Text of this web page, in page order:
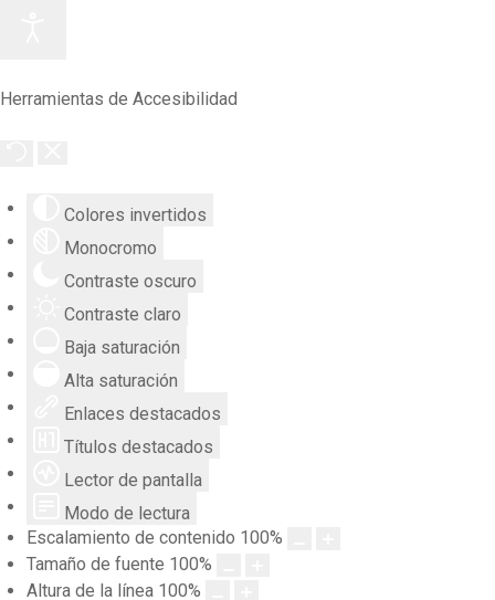
Herramientas de Accesibilidad
Colores invertidos
Monocromo
Contraste oscuro
Contraste claro
Baja saturación
Alta saturación
Enlaces destacados
Títulos destacados
Lector de pantalla
Modo de lectura
Escalamiento de contenido 100%
Tamaño de fuente 100%
Altura de la línea 100%